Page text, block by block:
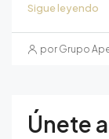
Sigue leyendo
por Grupo
Únete